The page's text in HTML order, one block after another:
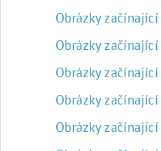
Obrázky
Obrázky
Obrázky
Obrázky
Obrázky